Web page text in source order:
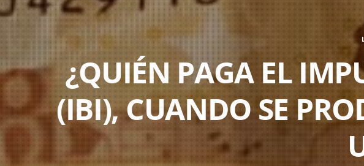
¿QUIÉN PAGA EL
(IBI), CUANDO SE